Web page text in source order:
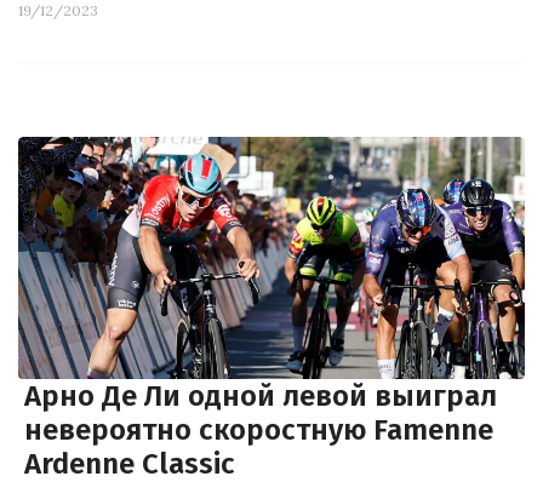
19/12/2023
Арно Де Ли одной левой выиграл
невероятно скоростную Famenne
Ardenne Classic